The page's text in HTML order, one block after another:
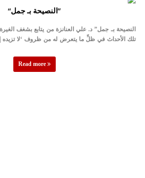
“النصيحة بـ جمل”
تلك الأحداث في ظلِّ ما يتعرض له من ظروف ‘لا تزيده
Read more